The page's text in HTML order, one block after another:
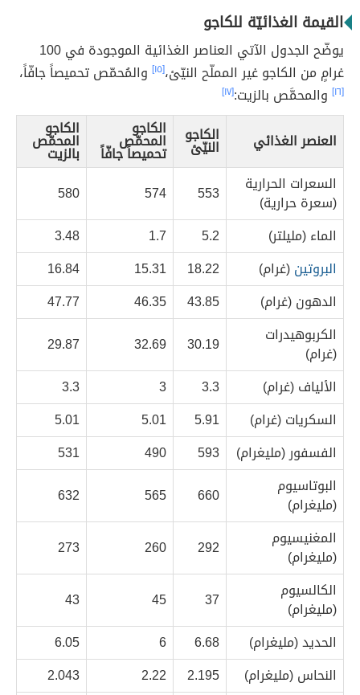
القيمة الغذائيّة للكاجو
يوضّح الجدول الآتي العناصر الغذائية الموجودة في 100
غرامٍ من الكاجو غير المملّح النيّئ،[١٥] والمُحمّص تحميصاً جافّاً،
[١٦] والمحمَّص بالزيت:[١٧]
العنصر الغذائي الكاجو
النيّئ
الكاجو
المحمّص
تحميصاً جافّاً
الكاجو
المحمّص
بالزيت
السعرات الحرارية
(سعرة حرارية) 553
574
580
الماء (مليلتر)
5.2
1.7
3.48
البروتين(غرام) 18.22
15.31
16.84
الدهون (غرام)
43.85
46.35
47.77
الكربوهيدرات
(غرام) 30.19
32.69
29.87
الألياف (غرام)
3.3
3
3.3
السكريات (غرام)
5.91
5.01
5.01
الفسفور (مليغرام)
593
490
531
البوتاسيوم
(مليغرام) 660
565
632
المغنيسيوم
(مليغرام) 292
260
273
الكالسيوم
(مليغرام) 37
45
43
الحديد (مليغرام)
6.68
6
6.05
النحاس (مليغرام)
2.195
2.22
2.043